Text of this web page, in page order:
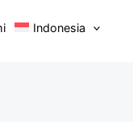
Indonesia